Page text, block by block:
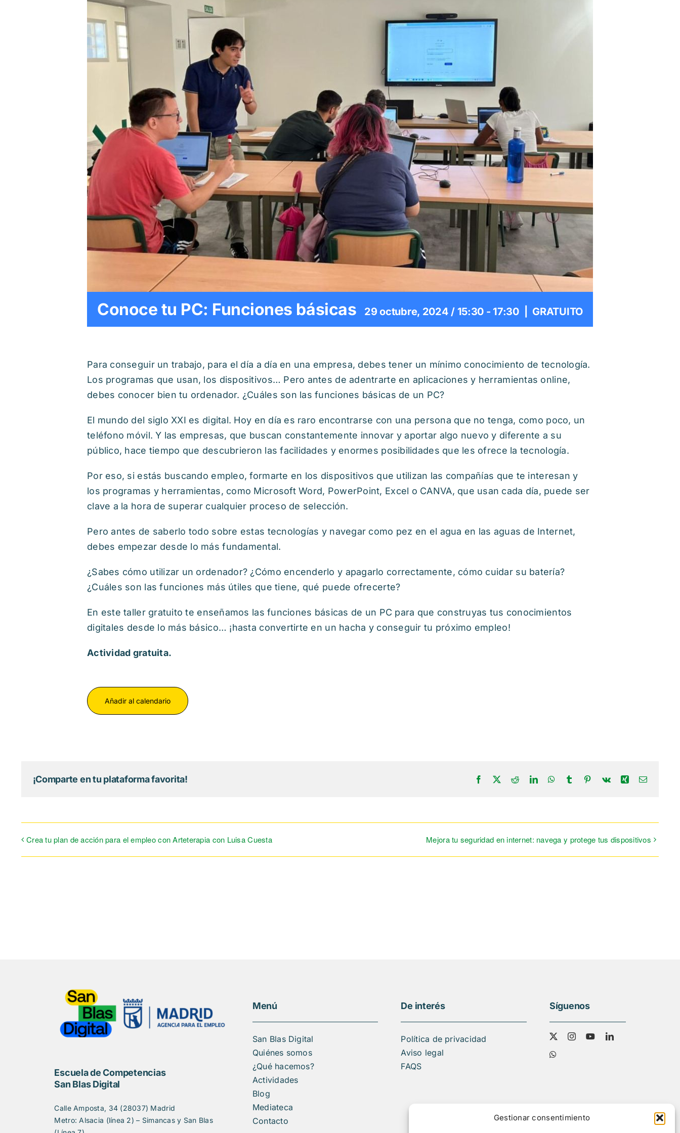
Gestionar consentimiento
Conoce tu PC: Funciones básicas 29 octubre, 2024 / 15:30 - 17:30 GRATUITO
Para conseguir un trabajo, para el día a día en una empresa, debes tener un mínimo conocimiento de tecnología.
Los programas que usan, los dispositivos… Pero antes de adentrarte en aplicaciones y herramientas online,
debes conocer bien tu ordenador. ¿Cuáles son las funciones básicas de un PC?
El mundo del siglo XXI es digital. Hoy en día es raro encontrarse con una persona que no tenga, como poco, un
teléfono móvil. Y las empresas, que buscan constantemente innovar y aportar algo nuevo y diferente a su
público, hace tiempo que descubrieron las facilidades y enormes posibilidades que les ofrece la tecnología.
Por eso, si estás buscando empleo, formarte en los dispositivos que utilizan las compañías que te interesan y
los programas y herramientas, como Microsoft Word, PowerPoint, Excel o CANVA, que usan cada día, puede ser
clave a la hora de superar cualquier proceso de selección.
Pero antes de saberlo todo sobre estas tecnologías y navegar como pez en el agua en las aguas de Internet,
debes empezar desde lo más fundamental.
¿Sabes cómo utilizar un ordenador? ¿Cómo encenderlo y apagarlo correctamente, cómo cuidar su batería?
¿Cuáles son las funciones más útiles que tiene, qué puede ofrecerte?
En este taller gratuito te enseñamos las funciones básicas de un PC para que construyas tus conocimientos
digitales desde lo más básico… ¡hasta convertirte en un hacha y conseguir tu próximo empleo!
Actividad gratuita.
Añadir al calendario
¡Comparte en tu plataforma favorita! Facebook RedditLinkedInWhatsApp
Tumblr Pinterest
Vk XingCorreo
Crea tu plan de acción para el empleo con Arteterapia con Luisa Cuesta Mejora tu seguridad en internet: navega y protege tus dispositivos
Escuela de Competencias
San Blas Digital
Calle Amposta, 34 (28037) Madrid
Metro: Alsacia (línea 2) – Simancas y San Blas
Menú
San Blas Digital
Quiénes somos
¿Qué hacemos?
Actividades
Blog
Mediateca
Contacto
De interés
Política de privacidad
Aviso legal
FAQS
Síguenos